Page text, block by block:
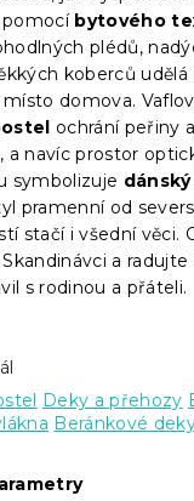
pomocí bytového
plédů,
koberců udělá
domova.
ochrání peřiny
a navíc prostor
symbolizuje
pramenní od
stačí i všední věci.
a radujte
s rodinou a přáteli.
Deky a přehozy
Beránkové